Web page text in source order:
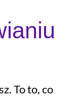
To to, co